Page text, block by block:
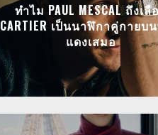
ทำไม PAUL MESCAL ถึงเลื
CARTIER เป็นนาฬิกาคู่กายบ
แดงเสมอ